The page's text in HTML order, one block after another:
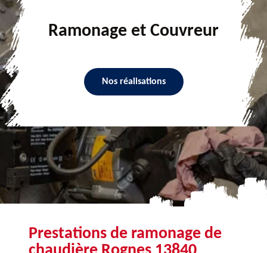
Ramonage et Couvreur
Nos réalisations
Prestations de ramonage de